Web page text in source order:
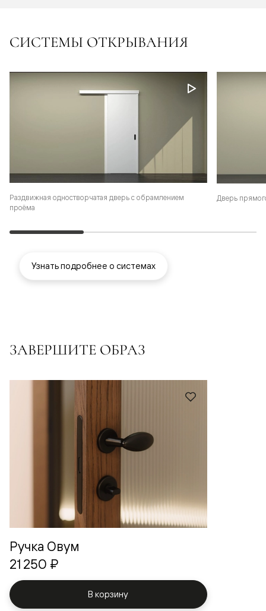
СИСТЕМЫ ОТКРЫВАНИЯ
Раздвижная одностворчатая дверь с обрамлением
проёма
Дверь
Узнать подробнее о системах
ЗАВЕРШИТЕ ОБРАЗ
Ручка Овум
21 250 ₽
В корзину